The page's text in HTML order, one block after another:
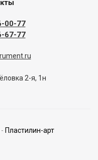
00-77
67-77
2-я, 1н
Пластилин-арт